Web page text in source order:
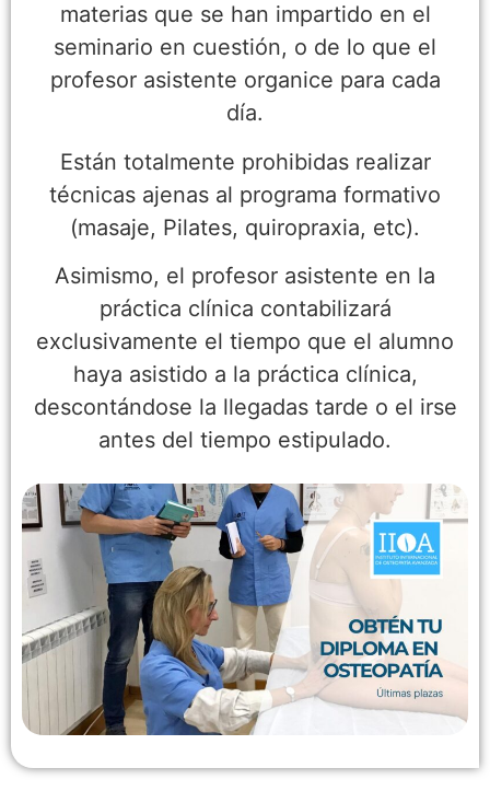
materias que se han impartido en el
seminario en cuestión, o de lo que el
profesor asistente organice para cada
día.
Están totalmente prohibidas realizar
técnicas ajenas al programa formativo
(masaje, Pilates, quiropraxia, etc).
Asimismo, el profesor asistente en la
práctica clínica contabilizará
exclusivamente el tiempo que el alumno
haya asistido a la práctica clínica,
descontándose la llegadas tarde o el irse
antes del tiempo estipulado.